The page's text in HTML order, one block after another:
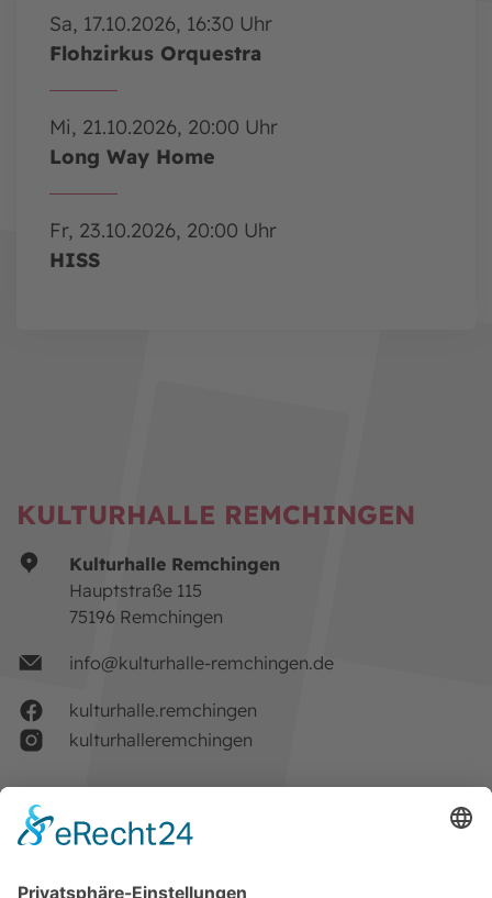
Sa, 17.10.2026, 16:30 Uhr
Flohzirkus Orquestra
Mi, 21.10.2026, 20:00 Uhr
Long Way Home
Fr, 23.10.2026, 20:00 Uhr
HISS
KULTURHALLE REMCHINGEN
Kulturhalle Remchingen
Hauptstraße 115
75196 Remchingen
info@kulturhalle-remchingen.de
kulturhalle.remchingen
kulturhalleremchingen
Datenschutz
Barrierefreiheitserklärung